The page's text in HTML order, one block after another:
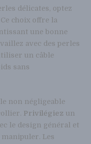
délicates, optez
choix offre la
une bonne
avec des perles
un câble
sans
non négligeable
Privilégiez un
le design général et
Les